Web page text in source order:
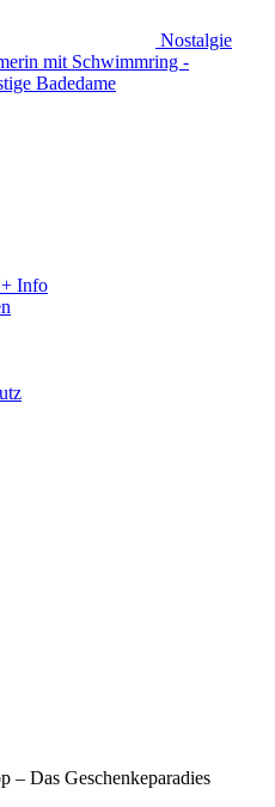
Nostalgie
mit Schwimmring -
Badedame
+ Info
Das Geschenkeparadies